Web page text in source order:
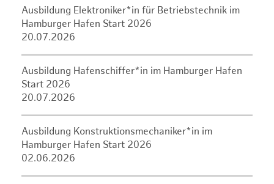
Ausbildung Elektroniker*in für Betriebstechnik im
Hamburger Hafen Start 2026
20.07.2026
Ausbildung Hafenschiffer*in im Hamburger Hafen
Start 2026
20.07.2026
Ausbildung Konstruktionsmechaniker*in im
Hamburger Hafen Start 2026
02.06.2026